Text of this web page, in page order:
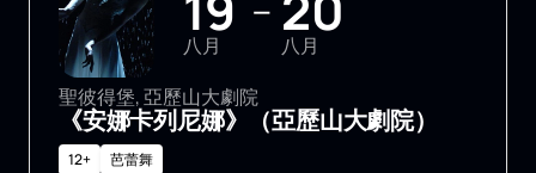
八月
—
八月
聖彼得堡, 亞歷山大劇院
《安娜卡列尼娜》（亞歷山大劇院）
12+ 芭蕾舞